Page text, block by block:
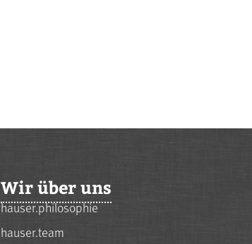
Wir über uns
hauser.philosophie
hauser.team